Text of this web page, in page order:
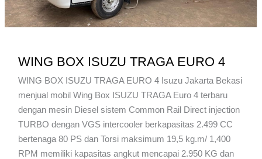
WING BOX ISUZU TRAGA EURO 4
WING BOX ISUZU TRAGA EURO 4 Isuzu Jakarta Bekasi
menjual mobil Wing Box ISUZU TRAGA Euro 4 terbaru
dengan mesin Diesel sistem Common Rail Direct injection
TURBO dengan VGS intercooler berkapasitas 2.499 CC
bertenaga 80 PS dan Torsi maksimum 19,5 kg.m/ 1,400
RPM memiliki kapasitas angkut mencapai 2.950 KG dan